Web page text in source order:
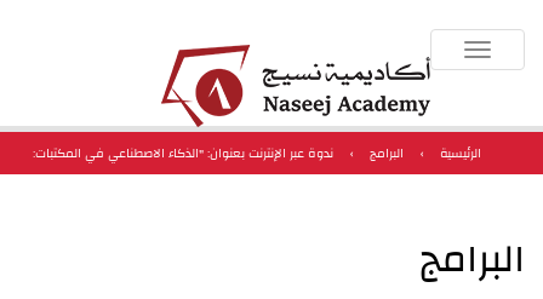
Toggle
navigation
الرئيسية › البرامج ›
ندوة عبر الإنترنت بعنوان: "الذكاء الاصطناعي في المكتبات:
البرامج